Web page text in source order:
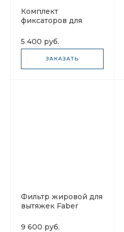
Комплект
фиксаторов для
133.0058.498 2шт.
5 400 руб.
ЗАКАЗАТЬ
Фильтр жировой для
вытяжек Faber
с дек. крышкой
9 600 руб.